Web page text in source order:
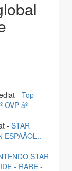
- Top
OVP âº
- STAR
STAR
- RARE -